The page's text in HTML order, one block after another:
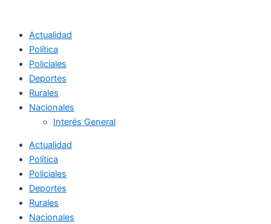
Actualidad
Política
Policiales
Deportes
Rurales
Nacionales
Interés General
Actualidad
Política
Policiales
Deportes
Rurales
Nacionales